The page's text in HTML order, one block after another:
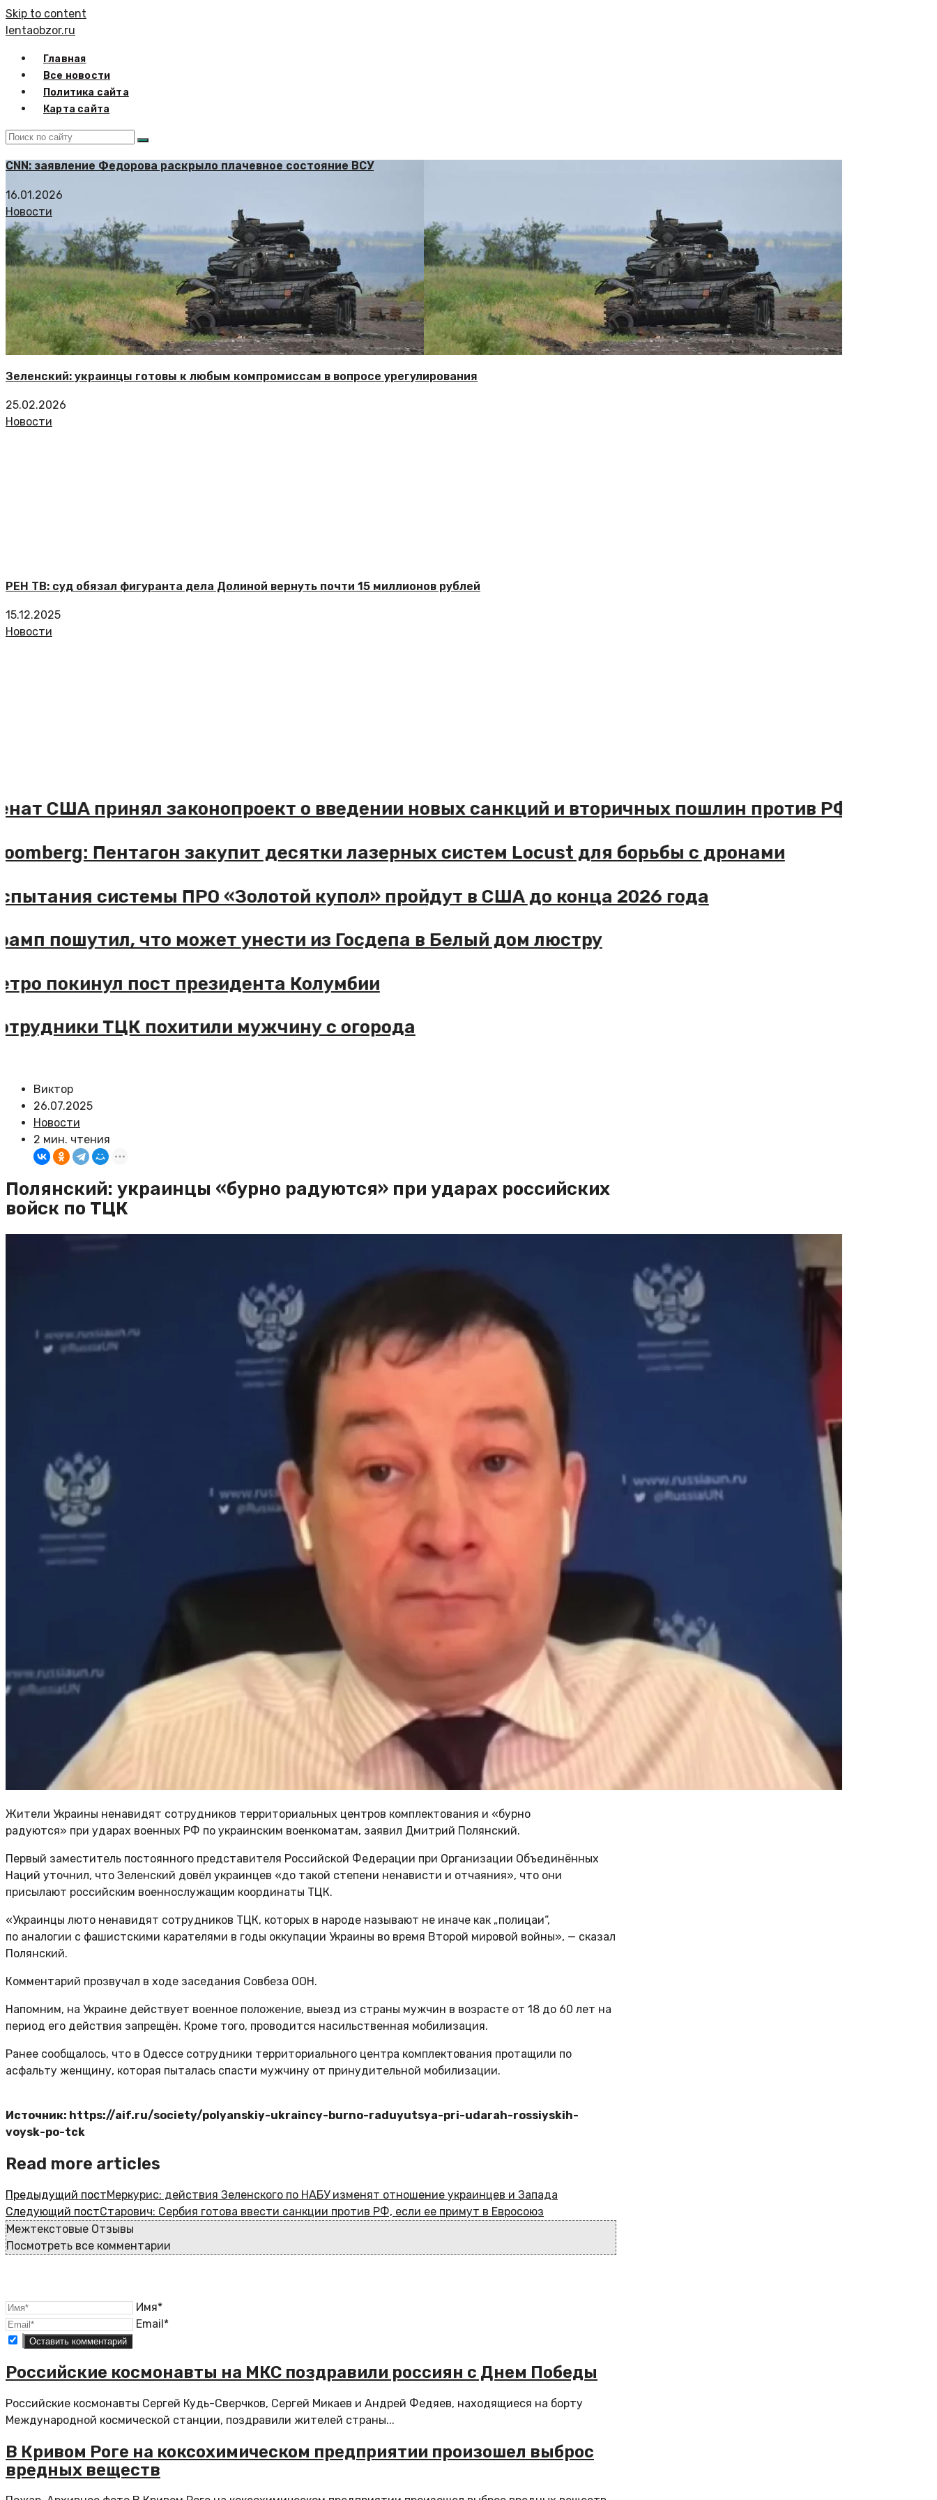
Skip to content
lentaobzor.ru
Главная
Все новости
Политика сайта
Карта сайта
CNN: заявление Федорова раскрыло плачевное состояние ВСУ
16.01.2026
Новости
Зеленский: украинцы готовы к любым компромиссам в вопросе урегулирования
25.02.2026
Новости
РЕН ТВ: суд обязал фигуранта дела Долиной вернуть почти 15 миллионов рублей
15.12.2025
Новости
США принял законопроект о введении новых санкций и вторичных пошлин против РФ
Пентагон закупит десятки лазерных систем Locust для борьбы с дронами
системы ПРО «Золотой купол» пройдут в США до конца 2026 года
пошутил, что может унести из Госдепа в Белый дом люстру
покинул пост президента Колумбии
ТЦК похитили мужчину с огорода
Виктор
26.07.2025
Новости
2 мин. чтения
Полянский: украинцы «бурно радуются» при ударах российских
войск по ТЦК
Жители Украины ненавидят сотрудников территориальных центров комплектования и «бурно
радуются» при ударах военных РФ по украинским военкоматам, заявил Дмитрий Полянский.
Первый заместитель постоянного представителя Российской Федерации при Организации Объединённых
Наций уточнил, что Зеленский довёл украинцев «до такой степени ненависти и отчаяния», что они
присылают российским военнослужащим координаты ТЦК.
«Украинцы люто ненавидят сотрудников ТЦК, которых в народе называют не иначе как „полицаи“,
по аналогии с фашистскими карателями в годы оккупации Украины во время Второй мировой войны», — сказал
Полянский.
Комментарий прозвучал в ходе заседания Совбеза ООН.
Напомним, на Украине действует военное положение, выезд из страны мужчин в возрасте от 18 до 60 лет на
период его действия запрещён. Кроме того, проводится насильственная мобилизация.
Ранее сообщалось, что в Одессе сотрудники территориального центра комплектования протащили по
асфальту женщину, которая пыталась спасти мужчину от принудительной мобилизации.
Источник: https://aif.ru/society/polyanskiy-ukraincy-burno-raduyutsya-pri-udarah-rossiyskih-
voysk-po-tck
Read more articles
Предыдущий постМеркурис: действия Зеленского по НАБУ изменят отношение украинцев и Запада
Следующий постСтарович: Сербия готова ввести санкции против РФ, если ее примут в Евросоюз
Межтекстовые Отзывы
Посмотреть все комментарии
Имя*
Email*
Российские космонавты на МКС поздравили россиян с Днем Победы
Российские космонавты Сергей Кудь-Сверчков, Сергей Микаев и Андрей Федяев, находящиеся на борту
Международной космической станции, поздравили жителей страны...
В Кривом Роге на коксохимическом предприятии произошел выброс
вредных веществ